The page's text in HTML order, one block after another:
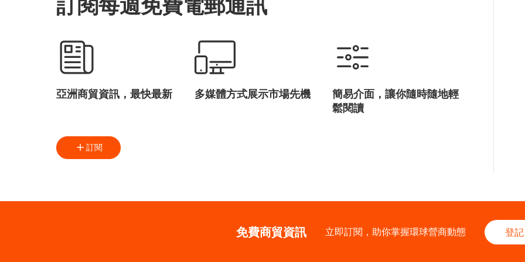
訂閱每週免費電郵通訊
亞洲商貿資訊，最快最新 多媒體方式展示市場先機
簡易介面，讓你隨時隨地輕
鬆閱讀
訂閱
免費商貿資訊 立即訂閱，助你掌握環球營商動態 登記